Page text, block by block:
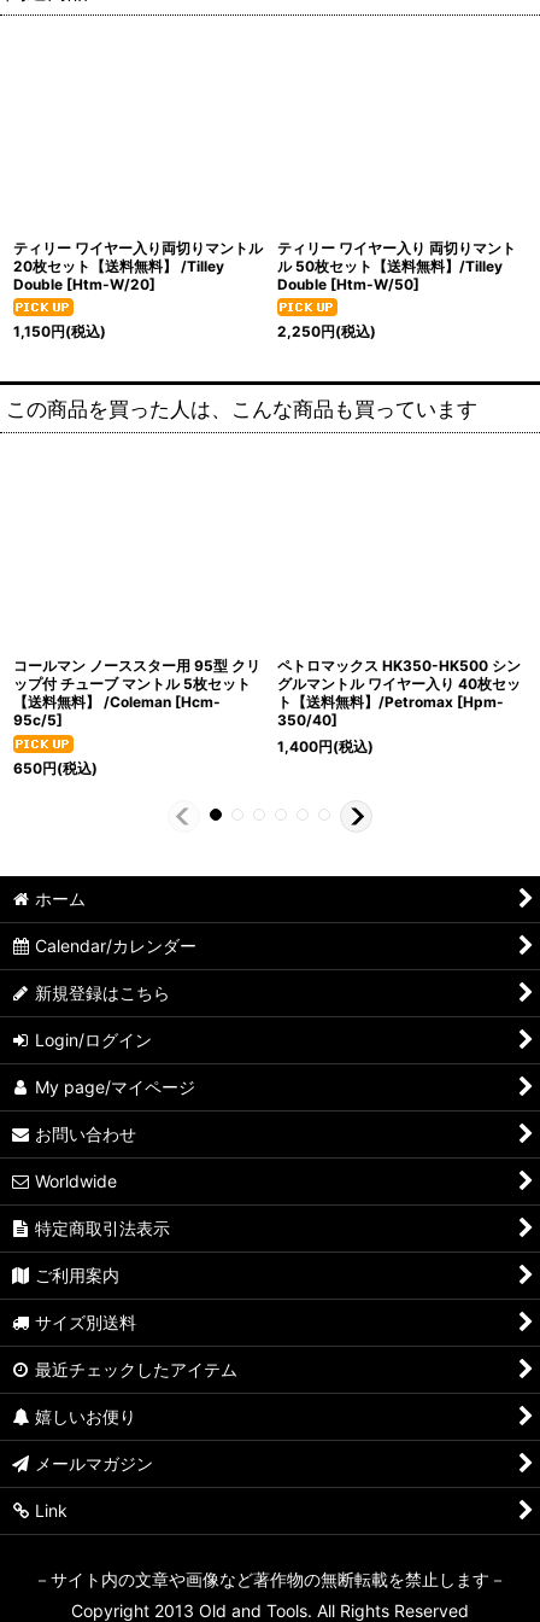
ティリー ワイヤー入り両切りマントル
20枚セット【送料無料】 /Tilley
Double [Htm-W/20]
1,150円(税込)
ティリー ワイヤー入り 両切りマント
ル 50枚セット【送料無料】/Tilley
Double [Htm-W/50]
2,250円(税込)
この商品を買った人は、こんな商品も買っています
コールマン ノーススター用 95型 クリ
ップ付 チューブ マントル 5枚セット
【送料無料】 /Coleman [Hcm-
95c/5]
650円(税込)
ペトロマックス HK350-HK500 シン
グルマントル ワイヤー入り 40枚セッ
ト【送料無料】/Petromax [Hpm-
350/40]
1,400円(税込)
ホーム
Calendar/カレンダー
新規登録はこちら
Login/ログイン
My page/マイページ
お問い合わせ
Worldwide
特定商取引法表示
ご利用案内
サイズ別送料
最近チェックしたアイテム
嬉しいお便り
メールマガジン
Link
－サイト内の文章や画像など著作物の無断転載を禁止します－
Copyright 2013 Old and Tools. All Rights Reserved